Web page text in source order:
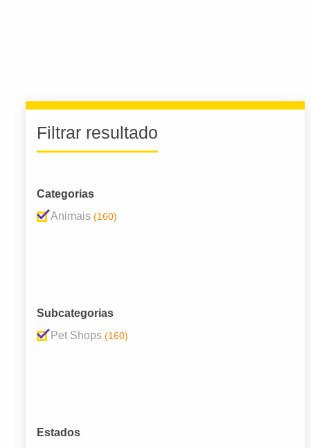
Filtrar resultado
Categorias
Animais (160)
Subcategorias
Pet Shops (160)
Estados